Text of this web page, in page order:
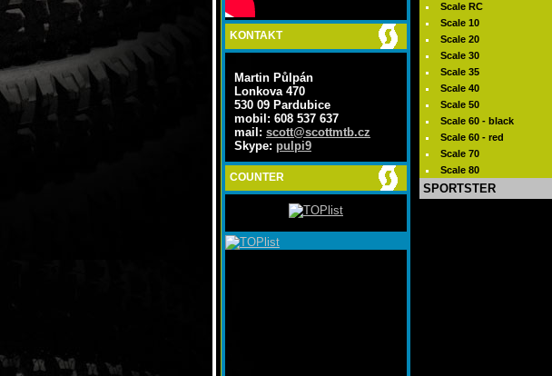
KONTAKT
Martin Půlpán
Lonkova 470
530 09 Pardubice
mobil: 608 537 637
mail: scott@scottmtb.cz
Skype: pulpi9
COUNTER
Scale RC
Scale 10
Scale 20
Scale 30
Scale 35
Scale 40
Scale 50
Scale 60 - black
Scale 60 - red
Scale 70
Scale 80
SPORTSTER